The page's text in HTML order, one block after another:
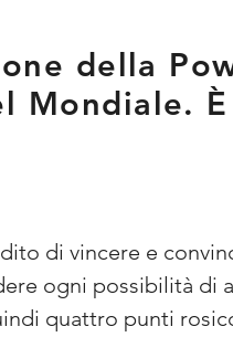
della
Mondiale.
di vincere e
ogni possibilità di
quattro punti